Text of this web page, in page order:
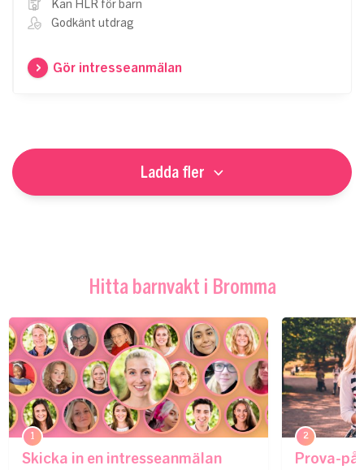
Kan HLR för barn
Godkänt utdrag
Gör intresseanmälan
Ladda fler
Hitta barnvakt i Bromma
1
Skicka in en intresseanmälan
2
Prova-